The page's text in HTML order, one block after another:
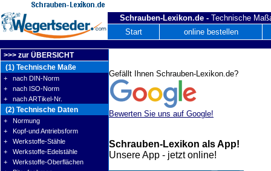
Schrauben-Lexikon.de - Technische
Start
online bestellen
>>> zur ÜBERSICHT
(1) Technische Maße
+ nach DIN-Norm
+ nach ISO-Norm
+ nach ARTikel-Nr.
(2) Technische Daten
+ Normung
+ Kopf-und Antriebsform
+ Werkstoffe-Stähle
+ Werkstoffe-Edelstähle
+ Werkstoffe-Oberflächen
Gefällt Ihnen Schrauben-Lexikon.de?
Bewerten Sie uns auf Google!
Schrauben-Lexikon als App!
Unsere App - jetzt online!